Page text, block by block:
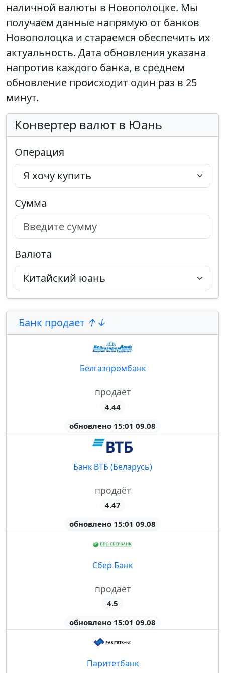
наличной валюты в Новополоцке. Мы
получаем данные напрямую от банков
Новополоцка и стараемся обеспечить их
актуальность. Дата обновления указана
напротив каждого банка, в среднем
обновление происходит один раз в 25
минут.
Конвертер валют в Юань
Операция
Сумма
Валюта
Банк продает
Белгазпромбанк
продаёт
4.44
обновлено 15:01 09.08
Банк ВТБ (Беларусь)
продаёт
4.47
обновлено 15:01 09.08
Сбер Банк
продаёт
4.5
обновлено 15:01 09.08
Паритетбанк